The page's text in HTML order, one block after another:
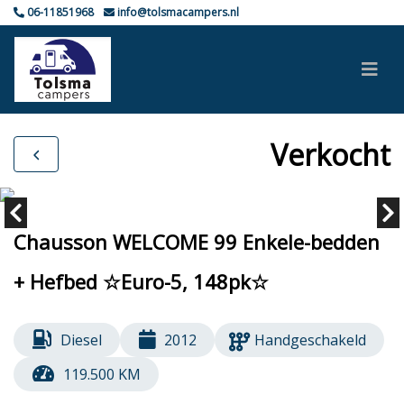
06-11851968 info@tolsmacampers.nl
Verkocht
Chausson WELCOME 99 Enkele-bedden
+ Hefbed ☆Euro-5, 148pk☆
Diesel 2012
Handgeschakeld
119.500 KM